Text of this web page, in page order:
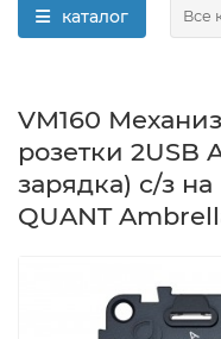
каталог Все
VM160
розетки 2USB
зарядка) с/з
QUANT